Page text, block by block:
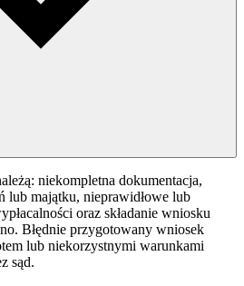
niekompletna dokumentacja,
lub majątku, nieprawidłowe lub
oraz składanie wniosku
Błędnie przygotowany wniosek
lub niekorzystnymi warunkami
sąd.